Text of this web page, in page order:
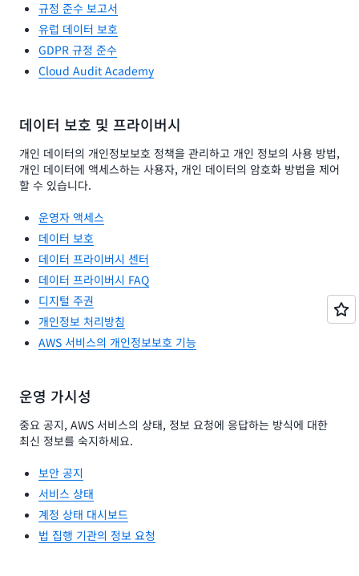
규정 준수 보고서
유럽 데이터 보호
GDPR 규정 준수
Cloud Audit Academy
데이터 보호 및 프라이버시
개인 데이터의 개인정보보호 정책을 관리하고 개인 정보의 사용 방법,
개인 데이터에 액세스하는 사용자, 개인 데이터의 암호화 방법을 제어
할 수 있습니다.
운영자 액세스
데이터 보호
데이터 프라이버시 센터
데이터 프라이버시 FAQ
디지털 주권
개인정보 처리방침
AWS 서비스의 개인정보보호 기능
운영 가시성
중요 공지, AWS 서비스의 상태, 정보 요청에 응답하는 방식에 대한
최신 정보를 숙지하세요.
보안 공지
서비스 상태
계정 상태 대시보드
법 집행 기관의 정보 요청